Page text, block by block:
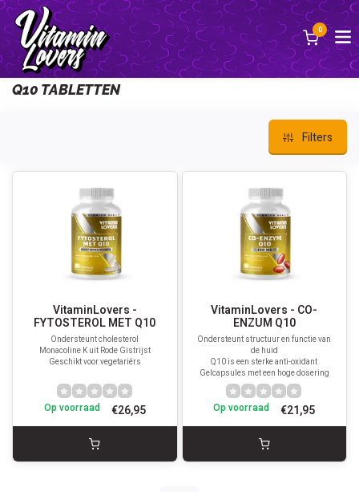
0
Terug
Q10 TABLETTEN
Filters
VitaminLovers -
FYTOSTEROL MET Q10
Ondersteunt cholesterol
Monacoline K uit Rode Gistrijst
Geschikt voor vegetariërs
€26,95
Op voorraad
VitaminLovers - CO-
ENZUM Q10
Ondersteunt structuur en functie van
de huid
Q10 is een sterke anti-oxidant
Gelcapsules met een hoge dosering
€21,95
Op voorraad